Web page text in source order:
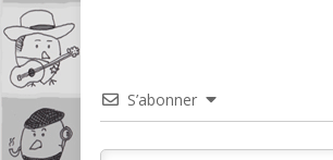
S’abonner